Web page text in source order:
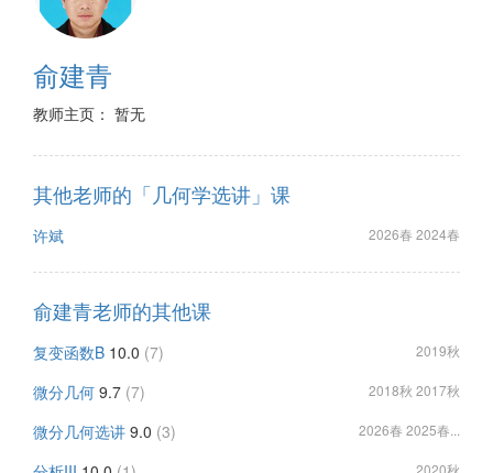
俞建青
教师主页： 暂无
其他老师的「几何学选讲」课
许斌 2026春 2024春
俞建青老师的其他课
复变函数B 10.0 (7) 2019秋
微分几何 9.7 (7) 2018秋 2017秋
微分几何选讲 9.0 (3) 2026春 2025春...
2020秋